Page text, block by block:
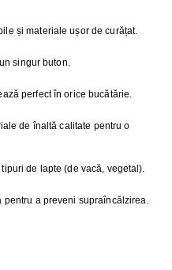
și materiale ușor de curățat.
singur buton.
perfect în orice bucătărie.
de înaltă calitate pentru o
de lapte (de vacă, vegetal).
pentru a preveni supraîncălzirea.